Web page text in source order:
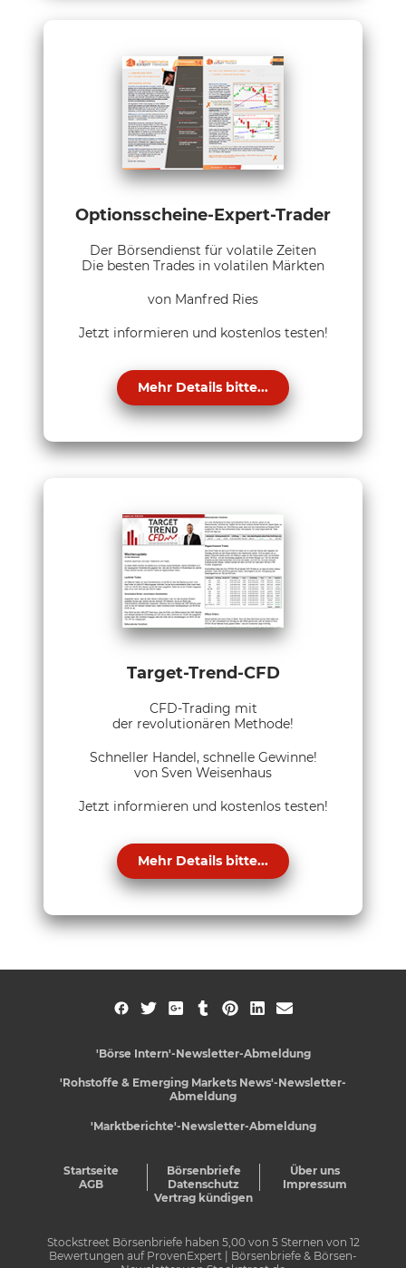
Optionsscheine-Expert-Trader
Der Börsendienst für volatile Zeiten
Die besten Trades in volatilen Märkten
von Manfred Ries
Jetzt informieren und kostenlos testen!
Mehr Details bitte...
Target-Trend-CFD
CFD-Trading mit
der revolutionären Methode!
Schneller Handel, schnelle Gewinne!
von Sven Weisenhaus
Jetzt informieren und kostenlos testen!
Mehr Details bitte...
'Börse Intern'-Newsletter-Abmeldung
'Rohstoffe & Emerging Markets News'-Newsletter-
Abmeldung
'Marktberichte'-Newsletter-Abmeldung
Startseite Börsenbriefe
Über uns
AGB
Datenschutz
Impressum
Vertrag kündigen
Stockstreet Börsenbriefe haben 5,00von 5Sternen von 12
Bewertungen auf ProvenExpert
| Börsenbriefe & Börsen-